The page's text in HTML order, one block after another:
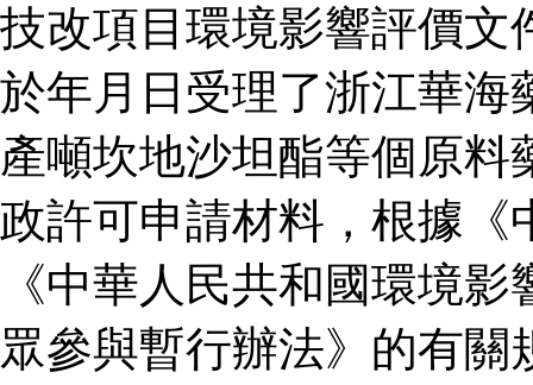
技改項目環境影響評價文
於年月日受理了浙江華海
產噸坎地沙坦酯等個原
政許可申請材料，根據《
《中華人民共和國環境
眾參與暫行辦法》的有